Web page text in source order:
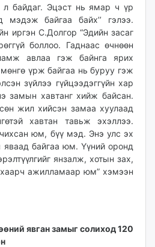
байдаг. Эцэст нь ямар ч үр
мэдэж байгаа байх’’ гэлээ.
иргэн С.Долгор “Эдийн засаг
боллоо. Гаднаас өчнөөн
авлаа гэж байнга ярих
үрж байгаа нь буруу гэж
зүйлээ гүйцээдэггүйн хар
замын хавтанг хийж байсан.
жил хийсэн замаа хуулаад
хавтан тавьж эхэллээ.
юм, бүү мэд. Энэ улс эх
байгаа юм. Үүний оронд
янзалж, хотын зах,
ажилламаар юм” хэмээн
явган замыг солиход 120